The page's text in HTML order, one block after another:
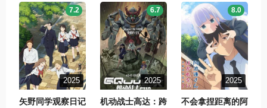
2025
矢野同学观察日记
7.2
2025
机动战士高达：跨
6.7
2025
不会拿捏距离的阿
8.0